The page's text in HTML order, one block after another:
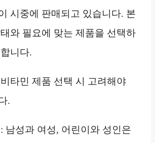
시중에 판매되고 있습니다. 본
와 필요에 맞는 제품을 선택하
니다.
타민 제품 선택 시 고려해야
.
남성과 여성, 어린이와 성인은